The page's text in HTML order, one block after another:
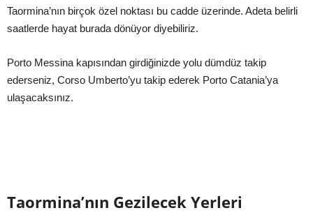
Taormina’nın birçok özel noktası bu cadde üzerinde. Adeta belirli
saatlerde hayat burada dönüyor diyebiliriz.
Porto Messina kapısından girdiğinizde yolu dümdüz takip
ederseniz, Corso Umberto’yu takip ederek Porto Catania’ya
ulaşacaksınız.
Taormina’nın Gezilecek Yerleri